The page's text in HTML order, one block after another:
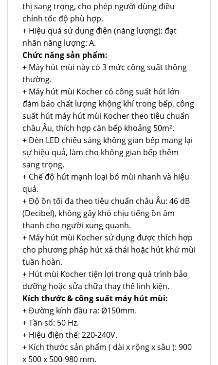
thị sang trọng, cho phép người dùng điều
chỉnh tốc độ phù hợp.
+ Hiệu quả sử dụng điện (năng lượng): đạt
nhãn năng lượng: A.
Chức năng sản phẩm:
+ Máy hút mùi này có 3 mức công suất thông
thường.
+ Máy hút mùi Kocher có công suất hút lớn
đảm bảo chất lượng không khí trong bếp, công
suất hút máy hút mùi Kocher theo tiêu chuẩn
châu Âu, thích hợp căn bếp khoảng 50m².
+ Đèn LED chiếu sáng không gian bếp mang lại
sự hiệu quả, làm cho không gian bếp thêm
sang trọng.
+ Chế độ hút mạnh loại bỏ mùi nhanh và hiệu
quả.
+ Độ ồn tối đa theo tiêu chuẩn châu Âu: 46 dB
(Decibel), không gây khó chịu tiếng ồn âm
thanh cho người xung quanh.
+ Máy hút mùi Kocher sử dụng được thích hợp
cho phương pháp hút xả thải hoặc hút khử mùi
tuần hoàn.
+ Hút mùi Kocher tiện lợi trong quá trình bảo
dưỡng hoặc sửa chữa thay thế linh kiện.
Kích thước & công suất máy hút mùi:
+ Đường kính đầu ra: Ø150mm.
+ Tần số: 50 Hz.
+ Hiệu điện thế: 220-240V.
+ Kích thước sản phẩm ( dài x rộng x sâu ): 900
x 500 x 500-980 mm.